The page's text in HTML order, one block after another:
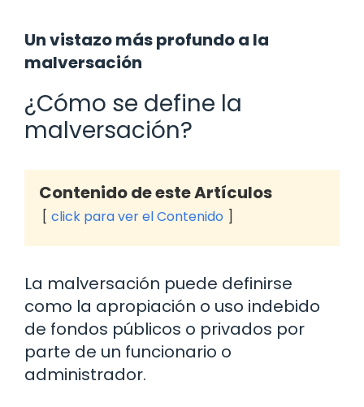
Un vistazo más profundo a la
malversación
¿Cómo se define la
malversación?
Contenido de este Artículos
click para ver el Contenido
La malversación puede definirse
como la apropiación o uso indebido
de fondos públicos o privados por
parte de un funcionario o
administrador.